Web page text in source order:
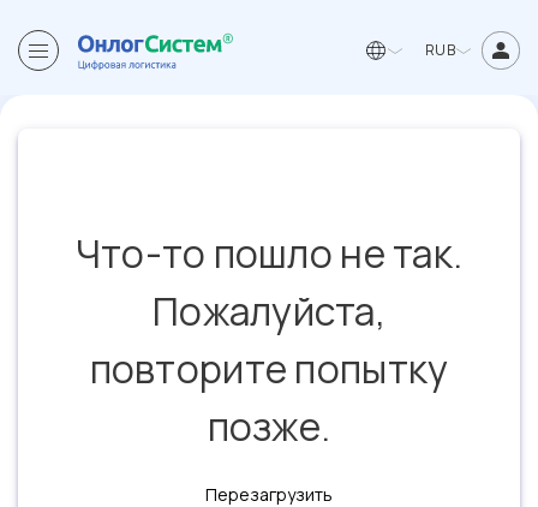
RUB
Что-то пошло не так.
Пожалуйста,
повторите попытку
позже.
Перезагрузить